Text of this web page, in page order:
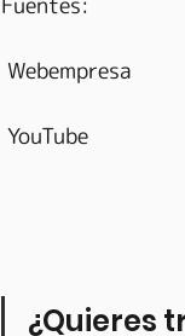
Webempresa
YouTube
¿Quieres